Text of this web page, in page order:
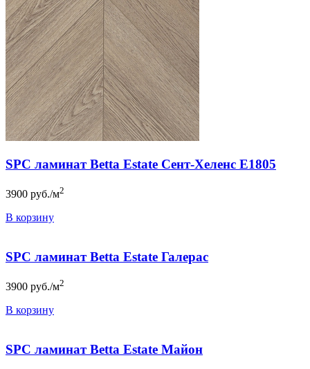
SPC ламинат Betta Estate Сент-Хеленс E1805
3900 руб./м2
В корзину
SPC ламинат Betta Estate Галерас
3900 руб./м2
В корзину
SPC ламинат Betta Estate Майон